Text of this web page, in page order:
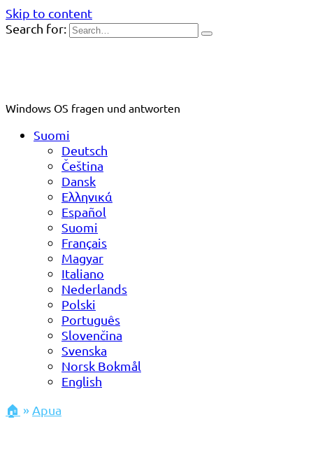
Skip to content
Search for:
Windows OS fragen und antworten
Suomi
Deutsch
Čeština
Dansk
Ελληνικά
Español
Suomi
Français
Magyar
Italiano
Nederlands
Polski
Português
Slovenčina
Svenska
Norsk Bokmål
English
🏠 » Apua